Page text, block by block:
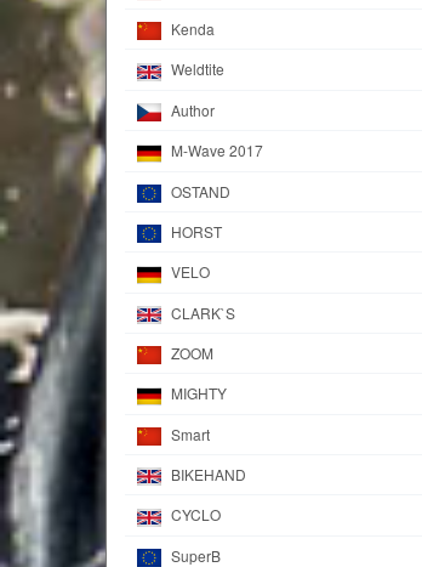
Kenda
Weldtite
Author
M-Wave 2017
OSTAND
HORST
VELO
CLARK`S
ZOOM
MIGHTY
Smart
BIKEHAND
CYCLO
SuperB